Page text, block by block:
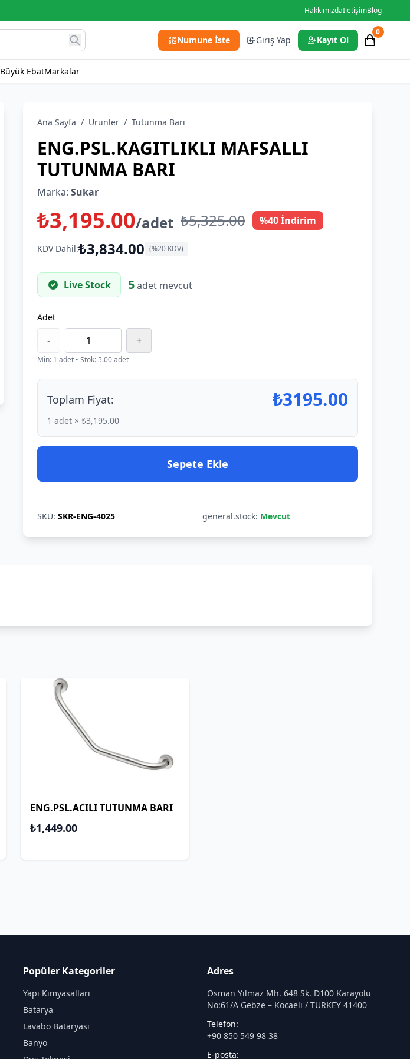
HakkımızdaİletişimBlog
Numune İste Giriş Yap Kayıt Ol
0
Büyük EbatMarkalar
Ana Sayfa / Ürünler / Tutunma Barı
ENG.PSL.KAGITLIKLI MAFSALLI
TUTUNMA BARI
Marka: Sukar
₺3,195.00/adet ₺5,325.00 %40 İndirim
KDV Dahil:₺3,834.00 (%20 KDV)
Live Stock 5adet mevcut
Adet
- +
Min: 1 adet • Stok: 5.00 adet
Toplam Fiyat: ₺3195.00
1 adet × ₺3,195.00
Sepete Ekle
SKU: SKR-ENG-4025 general.stock: Mevcut
ENG.PSL.ACILI TUTUNMA BARI
₺1,449.00
Popüler Kategoriler
Yapı Kimyasalları
Batarya
Lavabo Bataryası
Banyo
Adres
Osman Yilmaz Mh. 648 Sk. D100 Karayolu
No:61/A Gebze – Kocaeli / TURKEY 41400
Telefon:
+90 850 549 98 38
E-posta: